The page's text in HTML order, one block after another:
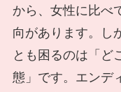
から、女性に比べ
向があります。し
とも困るのは「ど
態」です。エンデ